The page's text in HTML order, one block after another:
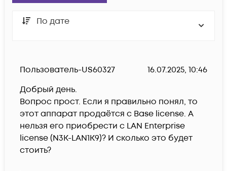
По дате
Пользователь-US60327
16.07.2025, 10:46
Добрый день.
Вопрос прост. Если я правильно понял, то
этот аппарат продаётся с Base license. А
нельзя его приобрести с LAN Enterprise
license (N3K-LAN1K9)? И сколько это будет
стоить?